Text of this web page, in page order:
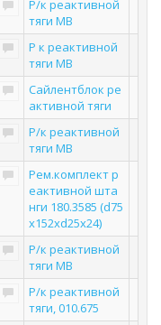
Р/к реактивной
тяги MB
Р к реактивной
тяги MB
Сайлентблок ре
активной тяги
Р/к реактивной
тяги MB
Рем.комплект р
еактивной шта
нги 180.3585 (d75
x152xd25x24)
Р/к реактивной
тяги MB
Р/к реактивной
тяги, 010.675